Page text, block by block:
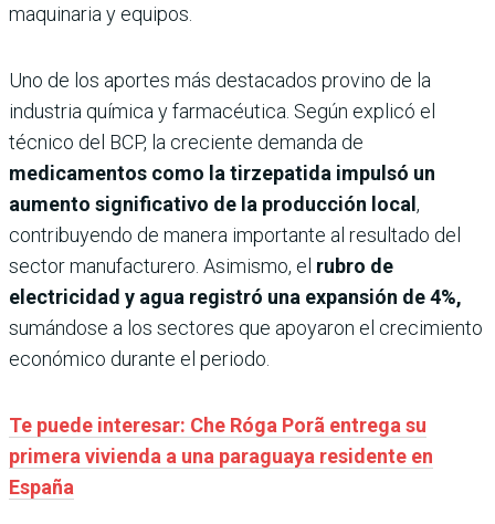
maquinaria y equipos.
Uno de los aportes más destacados provino de la
industria química y farmacéutica. Según explicó el
técnico del BCP, la creciente demanda de
medicamentos como la tirzepatida impulsó un
aumento significativo de la producción local,
contribuyendo de manera importante al resultado del
sector manufacturero. Asimismo, el rubro de
electricidad y agua registró una expansión de 4%,
sumándose a los sectores que apoyaron el crecimiento
económico durante el periodo.
Te puede interesar: Che Róga Porã entrega su
primera vivienda a una paraguaya residente en
España